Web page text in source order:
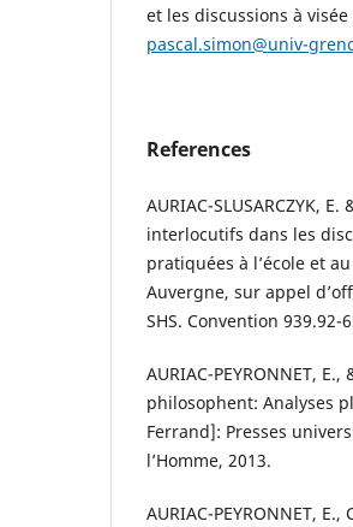
et les discussions à
pascal.simon@univ-
References
AURIAC-SLUSARCZYK,
interlocutifs dans les
pratiquées à l’école et
Auvergne, sur appel
SHS. Convention 939.92-
AURIAC-PEYRONNET,
philosophent: Analyses
Ferrand]: Presses
l’Homme, 2013.
AURIAC-PEYRONNET,